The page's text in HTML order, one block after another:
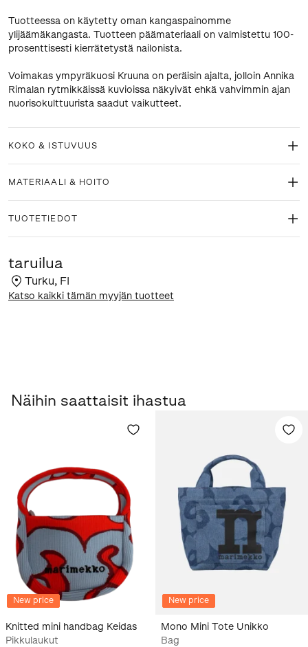
Tuotteessa on käytetty oman kangaspainomme
ylijäämäkangasta. Tuotteen päämateriaali on valmistettu 100-
prosenttisesti kierrätetystä nailonista.
Voimakas ympyräkuosi Kruuna on peräisin ajalta, jolloin Annika
Rimalan rytmikkäissä kuvioissa näkyivät ehkä vahvimmin ajan
nuorisokulttuurista saadut vaikutteet.
KOKO & ISTUVUUS
MATERIAALI & HOITO
TUOTETIEDOT
taruilua
Turku, FI
Katso kaikki tämän myyjän tuotteet
Näihin saattaisit ihastua
New price
Knitted mini handbag Keidas
Pikkulaukut
New price
Mono Mini Tote Unikko
Bag